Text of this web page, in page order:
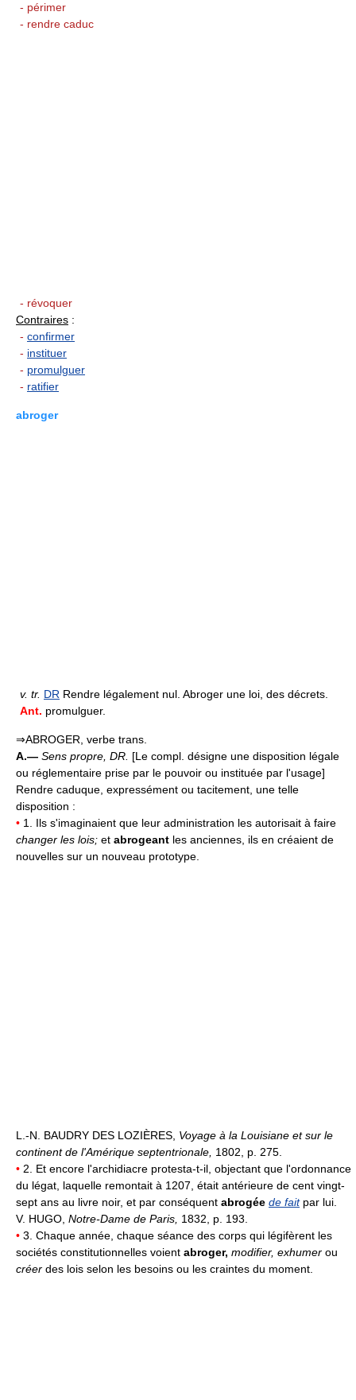
- périmer
- rendre caduc
- révoquer
Contraires :
- confirmer
- instituer
- promulguer
- ratifier
abroger
v. tr. DR Rendre légalement nul. Abroger une loi, des décrets.
Ant. promulguer.
⇒ABROGER, verbe trans.
A.— Sens propre, DR. [Le compl. désigne une disposition légale
ou réglementaire prise par le pouvoir ou instituée par l'usage]
Rendre caduque, expressément ou tacitement, une telle
disposition :
• 1. Ils s'imaginaient que leur administration les autorisait à faire
changer les lois; et abrogeant les anciennes, ils en créaient de
nouvelles sur un nouveau prototype.
L.-N. BAUDRY DES LOZIÈRES, Voyage à la Louisiane et sur le
continent de l'Amérique septentrionale, 1802, p. 275.
• 2. Et encore l'archidiacre protesta-t-il, objectant que l'ordonnance
du légat, laquelle remontait à 1207, était antérieure de cent vingt-
sept ans au livre noir, et par conséquent abrogée de faitpar lui.
V. HUGO, Notre-Dame de Paris, 1832, p. 193.
• 3. Chaque année, chaque séance des corps qui légifèrent les
sociétés constitutionnelles voient abroger, modifier, exhumer ou
créer des lois selon les besoins ou les craintes du moment.